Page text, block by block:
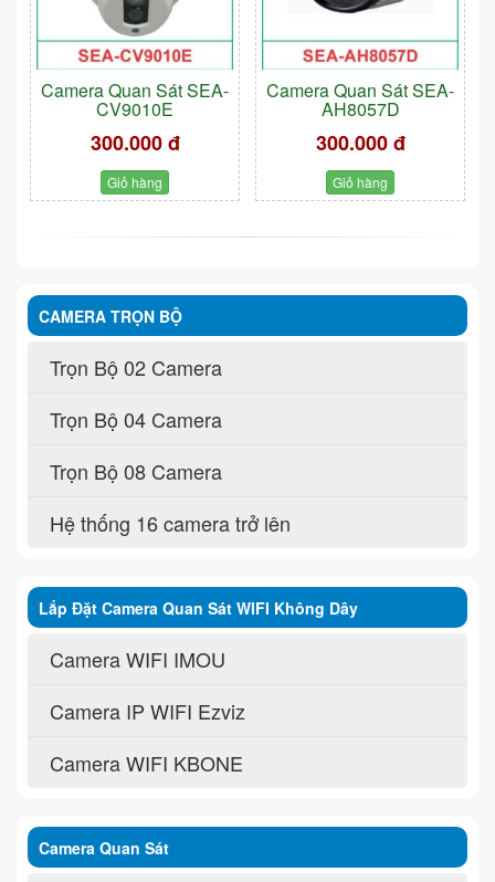
Camera Quan Sát SEA-
CV9010E
300.000 đ
Giỏ hàng
Camera Quan Sát SEA-
AH8057D
300.000 đ
Giỏ hàng
CAMERA TRỌN BỘ
Trọn Bộ 02 Camera
Trọn Bộ 04 Camera
Trọn Bộ 08 Camera
Hệ thống 16 camera trở lên
Lắp Đặt Camera Quan Sát WIFI Không Dây
Camera WIFI IMOU
Camera IP WIFI Ezviz
Camera WIFI KBONE
Camera Quan Sát